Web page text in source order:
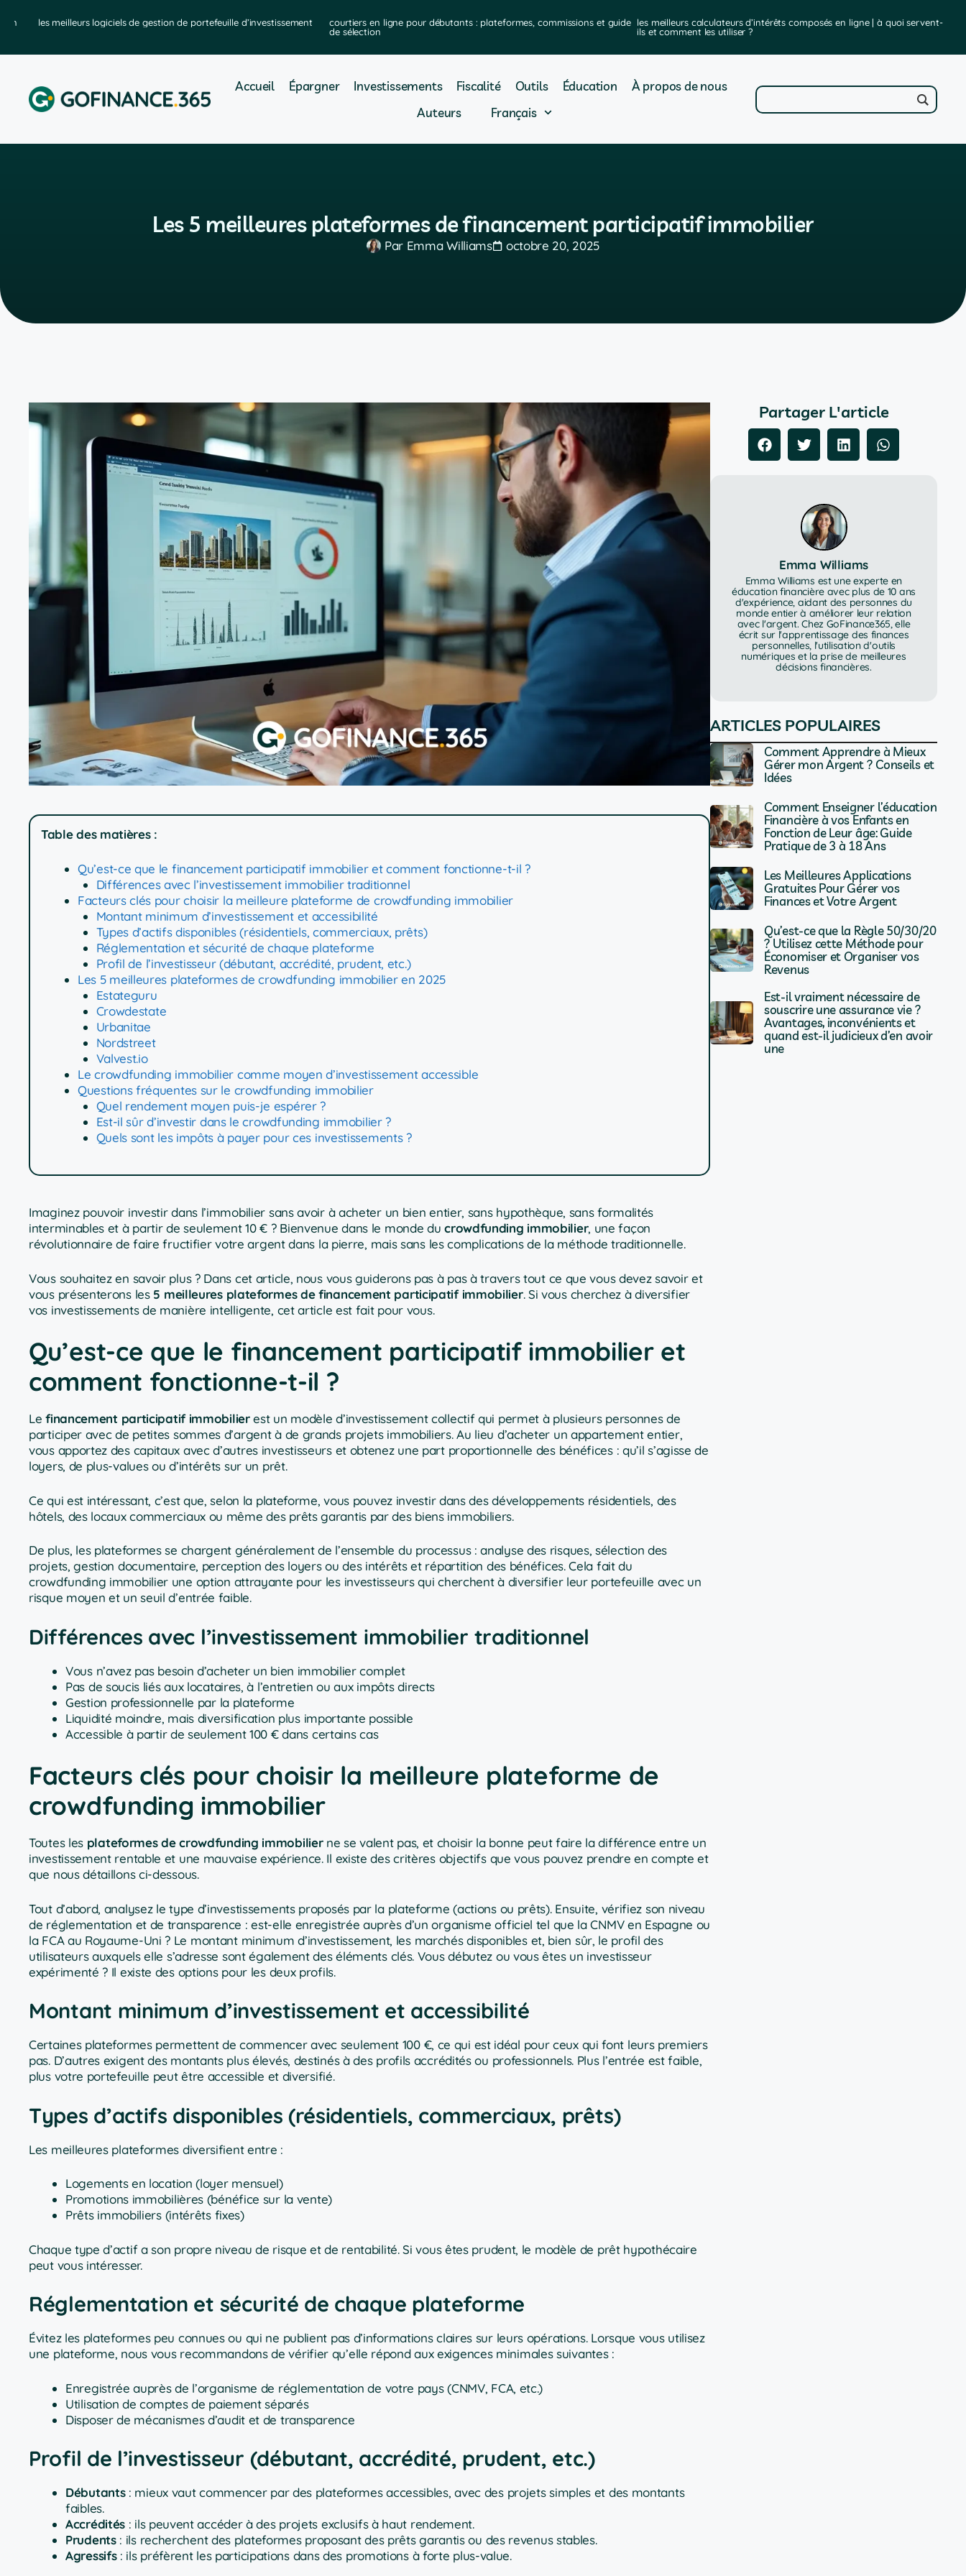
en les meilleurs logiciels de gestion de portefeuille d’investissement
courtiers en ligne pour débutants : plateformes, commissions et guide
de sélection
les meilleurs calculateurs d’intérêts composés en ligne | à quoi servent-
ils et comment les utiliser ?
Accueil Épargner Investissements Fiscalité Outils Éducation
À propos de nous
Auteurs
Français
Les 5 meilleures plateformes de financement participatif immobilier
Par Emma Williams octobre 20, 2025
Table des matières :
Qu’est-ce que le financement participatif immobilier et comment fonctionne-t-il ?
Différences avec l’investissement immobilier traditionnel
Facteurs clés pour choisir la meilleure plateforme de crowdfunding immobilier
Montant minimum d’investissement et accessibilité
Types d’actifs disponibles (résidentiels, commerciaux, prêts)
Réglementation et sécurité de chaque plateforme
Profil de l’investisseur (débutant, accrédité, prudent, etc.)
Les 5 meilleures plateformes de crowdfunding immobilier en 2025
Estateguru
Crowdestate
Urbanitae
Nordstreet
Valvest.io
Le crowdfunding immobilier comme moyen d’investissement accessible
Questions fréquentes sur le crowdfunding immobilier
Quel rendement moyen puis-je espérer ?
Est-il sûr d’investir dans le crowdfunding immobilier ?
Quels sont les impôts à payer pour ces investissements ?
Imaginez pouvoir investir dans l’immobilier sans avoir à acheter un bien entier, sans hypothèque, sans formalités
interminables et à partir de seulement 10 € ? Bienvenue dans le monde ducrowdfunding immobilier, une façon
révolutionnaire de faire fructifier votre argent dans la pierre, mais sans les complications de la méthode traditionnelle.
Vous souhaitez en savoir plus ? Dans cet article, nous vous guiderons pas à pas à travers tout ce que vous devez savoir et
vous présenterons les5 meilleures plateformes de financement participatif immobilier. Si vous cherchez à diversifier
vos investissements de manière intelligente, cet article est fait pour vous.
Qu’est-ce que le financement participatif immobilier et
comment fonctionne-t-il ?
Le financement participatif immobilierest un modèle d’investissement collectif qui permet à plusieurs personnes de
participer avec de petites sommes d’argent à de grands projets immobiliers. Au lieu d’acheter un appartement entier,
vous apportez des capitaux avec d’autres investisseurs et obtenez une part proportionnelle des bénéfices : qu’il s’agisse de
loyers, de plus-values ou d’intérêts sur un prêt.
Ce qui est intéressant, c’est que, selon la plateforme, vous pouvez investir dans des développements résidentiels, des
hôtels, des locaux commerciaux ou même des prêts garantis par des biens immobiliers.
De plus, les plateformes se chargent généralement de l’ensemble du processus : analyse des risques, sélection des
projets, gestion documentaire, perception des loyers ou des intérêts et répartition des bénéfices. Cela fait du
crowdfunding immobilier une option attrayante pour les investisseurs qui cherchent à diversifier leur portefeuille avec un
risque moyen et un seuil d’entrée faible.
Différences avec l’investissement immobilier traditionnel
Vous n’avez pas besoin d’acheter un bien immobilier complet
Pas de soucis liés aux locataires, à l’entretien ou aux impôts directs
Gestion professionnelle par la plateforme
Liquidité moindre, mais diversification plus importante possible
Accessible à partir de seulement 100 € dans certains cas
Facteurs clés pour choisir la meilleure plateforme de
crowdfunding immobilier
Toutes les plateformes de crowdfunding immobilierne se valent pas, et choisir la bonne peut faire la différence entre un
investissement rentable et une mauvaise expérience. Il existe des critères objectifs que vous pouvez prendre en compte et
que nous détaillons ci-dessous.
Tout d’abord, analysez le type d’investissements proposés par la plateforme (actions ou prêts). Ensuite, vérifiez son niveau
de réglementation et de transparence : est-elle enregistrée auprès d’un organisme officiel tel que la CNMV en Espagne ou
la FCA au Royaume-Uni ? Le montant minimum d’investissement, les marchés disponibles et, bien sûr, le profil des
utilisateurs auxquels elle s’adresse sont également des éléments clés. Vous débutez ou vous êtes un investisseur
expérimenté ? Il existe des options pour les deux profils.
Montant minimum d’investissement et accessibilité
Certaines plateformes permettent de commencer avec seulement 100 €, ce qui est idéal pour ceux qui font leurs premiers
pas. D’autres exigent des montants plus élevés, destinés à des profils accrédités ou professionnels. Plus l’entrée est faible,
plus votre portefeuille peut être accessible et diversifié.
Types d’actifs disponibles (résidentiels, commerciaux, prêts)
Les meilleures plateformes diversifient entre :
Logements en location (loyer mensuel)
Promotions immobilières (bénéfice sur la vente)
Prêts immobiliers (intérêts fixes)
Chaque type d’actif a son propre niveau de risque et de rentabilité. Si vous êtes prudent, le modèle de prêt hypothécaire
peut vous intéresser.
Réglementation et sécurité de chaque plateforme
Évitez les plateformes peu connues ou qui ne publient pas d’informations claires sur leurs opérations. Lorsque vous utilisez
une plateforme, nous vous recommandons de vérifier qu’elle répond aux exigences minimales suivantes :
Enregistrée auprès de l’organisme de réglementation de votre pays (CNMV, FCA, etc.)
Utilisation de comptes de paiement séparés
Disposer de mécanismes d’audit et de transparence
Profil de l’investisseur (débutant, accrédité, prudent, etc.)
Débutants: mieux vaut commencer par des plateformes accessibles, avec des projets simples et des montants
faibles.
Accrédités : ils peuvent accéder à des projets exclusifs à haut rendement.
Prudents: ils recherchent des plateformes proposant des prêts garantis ou des revenus stables.
Agressifs: ils préfèrent les participations dans des promotions à forte plus-value.
Partager L'article
Emma Williams
Emma Williams est une experte en
éducation financière avec plus de 10 ans
d'expérience, aidant des personnes du
monde entier à améliorer leur relation
avec l'argent. Chez GoFinance365, elle
écrit sur l'apprentissage des finances
personnelles, l'utilisation d'outils
numériques et la prise de meilleures
décisions financières.
ARTICLES POPULAIRES
Comment Apprendre à Mieux
Gérer mon Argent ? Conseils et
Idées
Comment Enseigner l’éducation
Financière à vos Enfants en
Fonction de Leur âge: Guide
Pratique de 3 à 18 Ans
Les Meilleures Applications
Gratuites Pour Gérer vos
Finances et Votre Argent
Qu’est-ce que la Règle 50/30/20
? Utilisez cette Méthode pour
Économiser et Organiser vos
Revenus
Est-il vraiment nécessaire de
souscrire une assurance vie ?
Avantages, inconvénients et
quand est-il judicieux d’en avoir
une